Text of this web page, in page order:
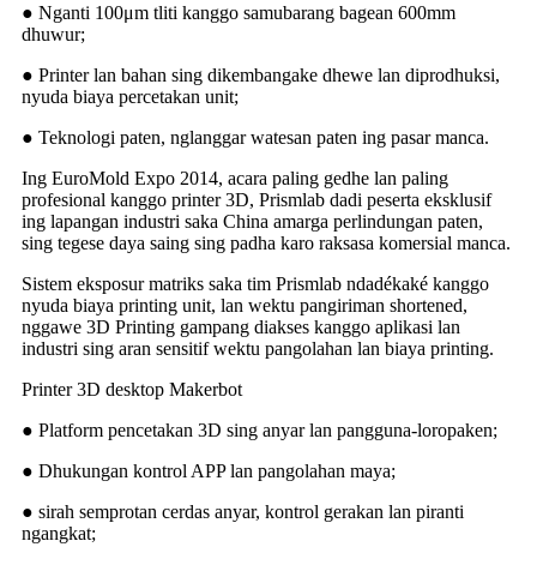
● Nganti 100μm tliti kanggo samubarang bagean 600mm
dhuwur;
● Printer lan bahan sing dikembangake dhewe lan diprodhuksi,
nyuda biaya percetakan unit;
● Teknologi paten, nglanggar watesan paten ing pasar manca.
Ing EuroMold Expo 2014, acara paling gedhe lan paling
profesional kanggo printer 3D, Prismlab dadi peserta eksklusif
ing lapangan industri saka China amarga perlindungan paten,
sing tegese daya saing sing padha karo raksasa komersial manca.
Sistem eksposur matriks saka tim Prismlab ndadékaké kanggo
nyuda biaya printing unit, lan wektu pangiriman shortened,
nggawe 3D Printing gampang diakses kanggo aplikasi lan
industri sing aran sensitif wektu pangolahan lan biaya printing.
Printer 3D desktop Makerbot
● Platform pencetakan 3D sing anyar lan pangguna-loropaken;
● Dhukungan kontrol APP lan pangolahan maya;
● sirah semprotan cerdas anyar, kontrol gerakan lan piranti
ngangkat;